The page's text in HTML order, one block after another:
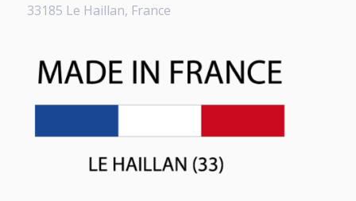
33185 Le Haillan, France